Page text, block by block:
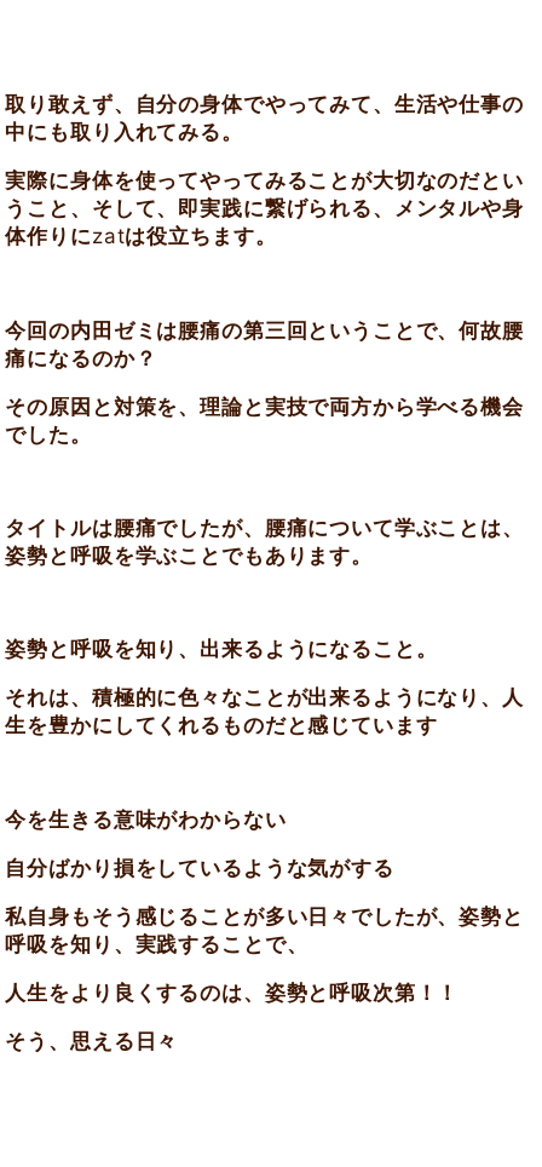
取り敢えず、自分の身体でやってみて、生活や仕事の
中にも取り入れてみる。
実際に身体を使ってやってみることが大切なのだとい
うこと、そして、即実践に繋げられる、メンタルや身
体作りにzatは役立ちます。
今回の内田ゼミは腰痛の第三回ということで、何故腰
痛になるのか？
その原因と対策を、理論と実技で両方から学べる機会
でした。
タイトルは腰痛でしたが、腰痛について学ぶことは、
姿勢と呼吸を学ぶことでもあります。
姿勢と呼吸を知り、出来るようになること。
それは、積極的に色々なことが出来るようになり、人
生を豊かにしてくれるものだと感じています
今を生きる意味がわからない
自分ばかり損をしているような気がする
私自身もそう感じることが多い日々でしたが、姿勢と
呼吸を知り、実践することで、
人生をより良くするのは、姿勢と呼吸次第！！
そう、思える日々